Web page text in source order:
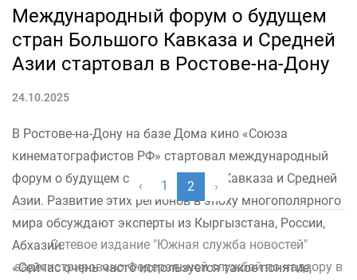
Международный форум о будущем
стран Большого Кавказа и Средней
Азии стартовал в Ростове-на-Дону
24.10.2025
В Ростове-на-Дону на базе Дома кино «Союза
кинематографистов РФ» стартовал международный
форум о будущем стран Большого Кавказа и Средней
Азии. Развитие этих регионов в эпоху многополярного
мира обсуждают эксперты из Кыргызстана, России,
Абхазии.
«Сейчас очень часто используется такое понятие,
‹ 1 2 ›
Сетевое издание "Южная служба новостей"
зарегистрировано Федеральной службой по надзору в